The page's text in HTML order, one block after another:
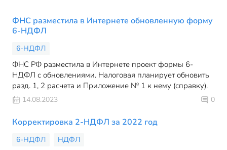
ФНС разместила в Интернете обновленную форму
6-НДФЛ
6-НДФЛ
ФНС РФ разместила в Интернете проект формы 6-
НДФЛ с обновлениями. Налоговая планирует обновить
разд. 1, 2 расчета и Приложение № 1 к нему (справку).
14.08.2023 0
Корректировка 2-НДФЛ за 2022 год
6-НДФЛ НДФЛ